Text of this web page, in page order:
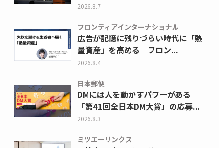
2026.8.7
フロンティアインターナショナル
広告が記憶に残りづらい時代に「熱
量資産」を高める フロン...
2026.8.4
日本郵便
DMには人を動かすパワーがある
「第41回全日本DM大賞」の応募...
2026.8.3
ミツエーリンクス